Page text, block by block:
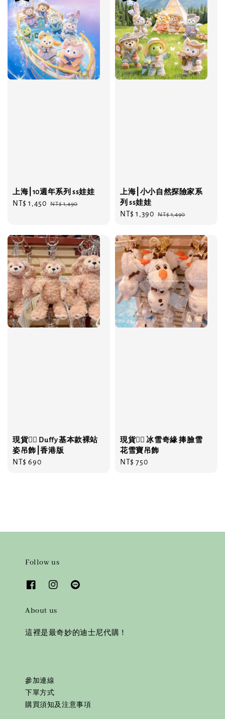
上海⎮10週年系列 ss娃娃
Sale
NT$ 1,450 Regular
NT$ 1,490
上海⎮小小自然探險家系
列 ss娃娃
Sale
NT$ 1,390 Regular
NT$ 1,490
現貨❤️‍🔥 Duffy 基本款裸站
姿吊飾⎮香港版
Regular
NT$ 690
現貨❤️‍🔥 冰雪奇緣 捧臉雪
花雪寶吊飾
Regular
NT$ 750
Follow us
About us
這裡是最奇妙的迪士尼代購！
參加連線
下單方式
購買須知及注意事項